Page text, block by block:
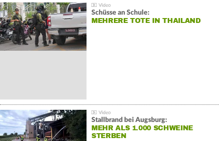
Schüsse an Schule:
MEHRERE TOTE IN THAILAND
Stallbrand bei Augsburg:
MEHR ALS 1.000 SCHWEINE
STERBEN